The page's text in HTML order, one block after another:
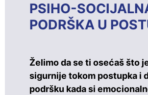
PSIHO-
PODRŠKA U
Želimo da se ti osećaš što
sigurnije tokom postupka i
podršku kada si